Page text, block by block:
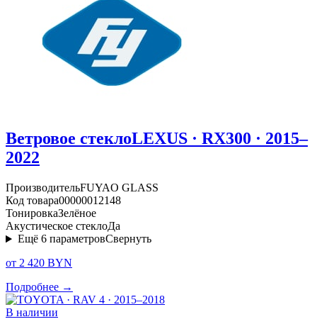
Ветровое стеклоLEXUS · RX300 · 2015–
2022
ПроизводительFUYAO GLASS
Код товара00000012148
ТонировкаЗелёное
Акустическое стеклоДа
Ещё 6 параметровСвернуть
от 2 420 BYN
Подробнее →
В наличии